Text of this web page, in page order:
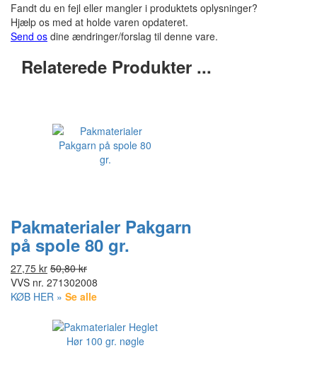
Fandt du en fejl eller mangler i produktets oplysninger?
Hjælp os med at holde varen opdateret.
Send os dine ændringer/forslag til denne vare.
Relaterede Produkter ...
Pakmaterialer Pakgarn
på spole 80 gr.
27,75 kr 50,80 kr
VVS nr. 271302008
KØB HER » Se alle